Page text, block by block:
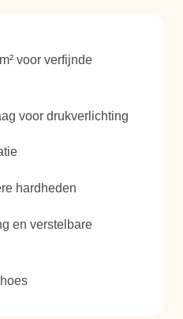
voor verfijnde
voor drukverlichting
hardheden
en verstelbare